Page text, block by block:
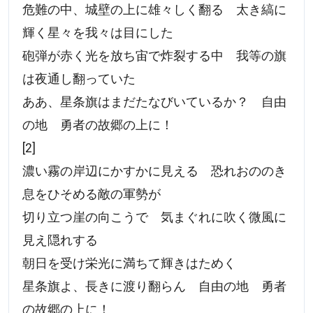
危難の中、城壁の上に雄々しく翻る 太き縞に
輝く星々を我々は目にした
砲弾が赤く光を放ち宙で炸裂する中 我等の旗
は夜通し翻っていた
ああ、星条旗はまだたなびいているか？ 自由
の地 勇者の故郷の上に！
[2]
濃い霧の岸辺にかすかに見える 恐れおののき
息をひそめる敵の軍勢が
切り立つ崖の向こうで 気まぐれに吹く微風に
見え隠れする
朝日を受け栄光に満ちて輝きはためく
星条旗よ、長きに渡り翻らん 自由の地 勇者
の故郷の上に！